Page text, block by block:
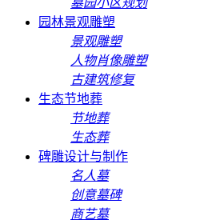
园林景观雕塑
景观雕塑
人物肖像雕塑
古建筑修复
生态节地葬
节地葬
生态葬
碑雕设计与制作
名人墓
创意墓碑
商艺墓